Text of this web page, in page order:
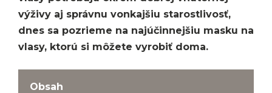
výživy aj správnu vonkajšiu starostlivosť,
dnes sa pozrieme na najúčinnejšiu masku na
vlasy, ktorú si môžete vyrobiť doma.
Obsah